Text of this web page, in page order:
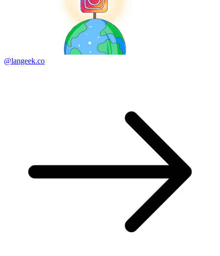
@langeek.co